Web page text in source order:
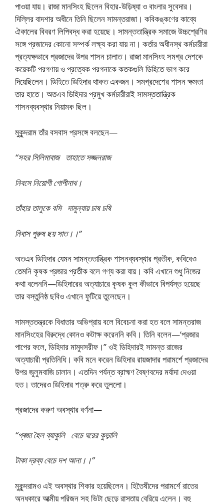
পাওয়া যায়। রাজা মানসিংহ ছিলেন বিহার-উড়িষ্যা ও বাংলার সুবেদার।
দিল্লির বাদশার অধীনে তিনি ছিলেন সামন্তরাজা। কবিকঙ্কণের কাব্যে
ঐকালের বিবরণ লিপিবদ্ধ করা হয়েছে। সামন্ততান্ত্রিক সমাজে উচ্চশ্রেণির
সঙ্গে প্রজাদের কোনো সম্পর্ক লক্ষ্য করা যায় না। কর্তার অধীনস্থ কর্মচারীরা
প্রত্যক্ষভাবে প্রজাদের উপর শাসন চালাত। রাজা মানসিংহ সমগ্র দেশকে
কয়েকটি পরগণায় ও প্রত্যেক পরগনাকে কতকগুলি ডিহিতে ভাগ করে
দিয়েছিলেন। ডিহিতে ডিহিদার থাকত একজন। সমগ্রদেশের শাসন ক্ষমতা
তার হাতে। অতএব ডিহিদার প্রমুখ কর্মচারীরাই সামস্ততান্ত্রিক
শাসনব্যবস্থার নিয়ামক ছিল।
মুকুন্দরাম তাঁর বসবাস প্রসঙ্গে বলছেন—
“সহর সিলিমাবাজ তাহাতে সজ্জনরাজ
নিবসে নিয়োগী গোপীনাথ।
তাঁহার তালুকে বসি দামুন্যায় চাষ চষি
নিবাস পুরুষ ছয় সাত।।”
অতএব ডিহিদার যেমন সামন্ততান্ত্রিক শাসনব্যবস্থার প্রতীক, কবিবেও
তেমনি কৃষক প্রজার প্রতীক বলে গণ্য করা যায়। কবি এখানে শুধু নিজের
কথা বলেননি—ডিহিদারের অত্যাচারে কৃষক কুল কীভাবে বিপর্যস্ত হয়েছে
তার বস্তুনিষ্ঠ ছবিও এখানে ফুটিয়ে তুলেছেন।
সামস্ততন্ত্রকে বিধাতার অভিপ্রায় বলে বিবেচনা করা হত বলে সামন্তরাজ
মানসিংহের বিরুদ্ধে কোনও কটাক্ষ করেননি কবি। তিনি বলেন—‘প্রজার
পাপের ফলে, ডিহিদার মামুদসরীফ।” ওই ডিহিদারই সামন্ত রাজের
অত্যাচারী প্রতিনিধি। কবি মনে করেন ডিহিদার রায়জাদার পরামর্শে প্রজাদের
উপর জুলুমবাজি চালান। এতদিন পর্যন্ত ব্রাহ্মণ বৈষ্ণবদের মর্যাদা দেওয়া
হত। তাদেরও ডিহিদার শত্রু করে তুললো।
প্রজাদের করুণ অবস্থার বর্ণনা—
“প্ৰজা হৈল ব্যাকুলি বেচে ঘরের কুড়ালি
টাকা দ্রব্য বেচে দশ আনা।।”
মুকুন্দরামও এই অবস্থার শিকার হয়েছিলেন। হিতৈষীদের পরামর্শে রাতের
অন্ধকারে আত্মীয় পরিজন সহ ভিটা ছেড়ে রাস্তায় বেরিয়ে এলেন। বহু